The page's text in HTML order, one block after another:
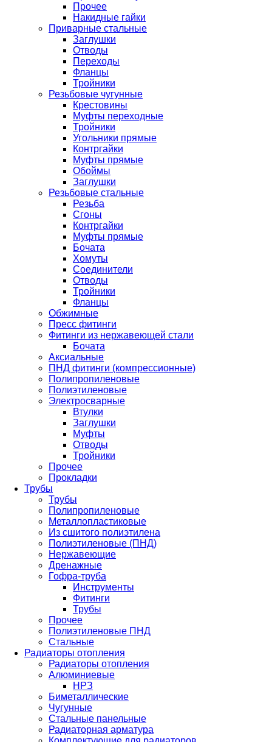
Прочее
Накидные гайки
Приварные стальные
Заглушки
Отводы
Переходы
Фланцы
Тройники
Резьбовые чугунные
Крестовины
Муфты переходные
Тройники
Угольники прямые
Контргайки
Муфты прямые
Обоймы
Заглушки
Резьбовые стальные
Резьба
Сгоны
Контргайки
Муфты прямые
Бочата
Хомуты
Соединители
Отводы
Тройники
Фланцы
Обжимные
Пресс фитинги
Фитинги из нержавеющей стали
Бочата
Аксиальные
ПНД фитинги (компрессионные)
Полипропиленовые
Полиэтиленовые
Электросварные
Втулки
Заглушки
Муфты
Отводы
Тройники
Прочее
Прокладки
Трубы
Трубы
Полипропиленовые
Металлопластиковые
Из сшитого полиэтилена
Полиэтиленовые (ПНД)
Нержавеющие
Дренажные
Гофра-труба
Инструменты
Фитинги
Трубы
Прочее
Полиэтиленовые ПНД
Стальные
Радиаторы отопления
Радиаторы отопления
Алюминиевые
НРЗ
Биметаллические
Чугунные
Стальные панельные
Радиаторная арматура